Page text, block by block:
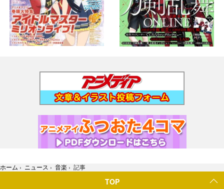
ホーム › ニュース › 音楽 › 記事
TOP